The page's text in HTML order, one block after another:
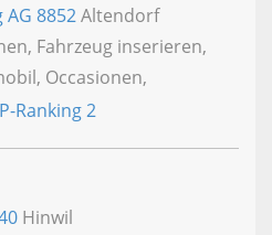
AG 8852Altendorf
Fahrzeug inserieren,
Occasionen,
Hinwil